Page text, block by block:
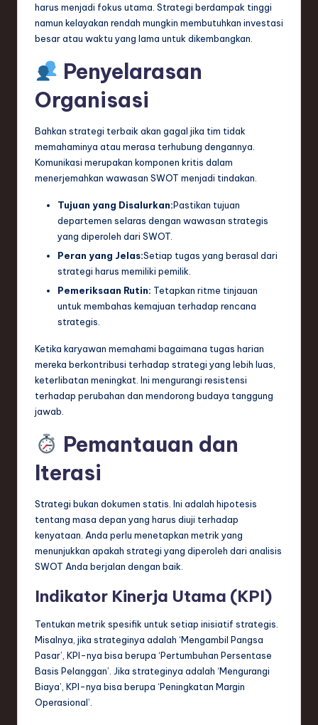
harus menjadi fokus utama. Strategi berdampak tinggi
namun kelayakan rendah mungkin membutuhkan investasi
besar atau waktu yang lama untuk dikembangkan.
Penyelarasan
Organisasi
Bahkan strategi terbaik akan gagal jika tim tidak
memahaminya atau merasa terhubung dengannya.
Komunikasi merupakan komponen kritis dalam
menerjemahkan wawasan SWOT menjadi tindakan.
Tujuan yang Disalurkan:Pastikan tujuan
departemen selaras dengan wawasan strategis
yang diperoleh dari SWOT.
Peran yang Jelas:Setiap tugas yang berasal dari
strategi harus memiliki pemilik.
Pemeriksaan Rutin: Tetapkan ritme tinjauan
untuk membahas kemajuan terhadap rencana
strategis.
Ketika karyawan memahami bagaimana tugas harian
mereka berkontribusi terhadap strategi yang lebih luas,
keterlibatan meningkat. Ini mengurangi resistensi
terhadap perubahan dan mendorong budaya tanggung
jawab.
Pemantauan dan
Iterasi
Strategi bukan dokumen statis. Ini adalah hipotesis
tentang masa depan yang harus diuji terhadap
kenyataan. Anda perlu menetapkan metrik yang
menunjukkan apakah strategi yang diperoleh dari analisis
SWOT Anda berjalan dengan baik.
Indikator Kinerja Utama (KPI)
Tentukan metrik spesifik untuk setiap inisiatif strategis.
Misalnya, jika strateginya adalah ‘Mengambil Pangsa
Pasar’, KPI-nya bisa berupa ‘Pertumbuhan Persentase
Basis Pelanggan’. Jika strateginya adalah ‘Mengurangi
Biaya’, KPI-nya bisa berupa ‘Peningkatan Margin
Operasional’.